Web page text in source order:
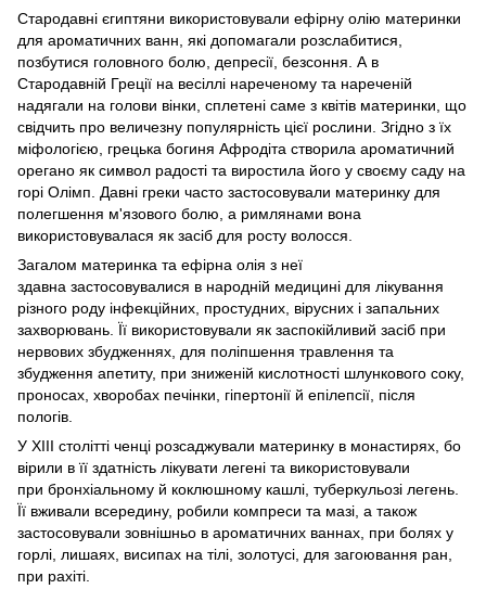
Стародавні єгиптяни використовували ефірну олію материнки
для ароматичних ванн, які допомагали розслабитися,
позбутися головного болю, депресії, безсоння. А в
Стародавній Греції на весіллі нареченому та нареченій
надягали на голови вінки, сплетені саме з квітів материнки, що
свідчить про величезну популярність цієї рослини. Згідно з їх
міфологією, грецька богиня Афродіта створила ароматичний
орегано як символ радості та виростила його у своєму саду на
горі Олімп. Давні греки часто застосовували материнку для
полегшення м'язового болю, а римлянами вона
використовувалася як засіб для росту волосся.
Загалом материнка та ефірна олія з неї
здавна застосовувалися в народній медицині для лікування
різного роду інфекційних, простудних, вірусних і запальних
захворювань. Її використовували як заспокійливий засіб при
нервових збудженнях, для поліпшення травлення та
збудження апетиту, при зниженій кислотності шлункового соку,
проносах, хворобах печінки, гіпертонії й епілепсії, після
пологів.
У XIII столітті ченці розсаджували материнку в монастирях, бо
вірили в її здатність лікувати легені та використовували
при бронхіальному й коклюшному кашлі, туберкульозі легень.
Її вживали всередину, робили компреси та мазі, а також
застосовували зовнішньо в ароматичних ваннах, при болях у
горлі, лишаях, висипах на тілі, золотусі, для загоювання ран,
при рахіті.